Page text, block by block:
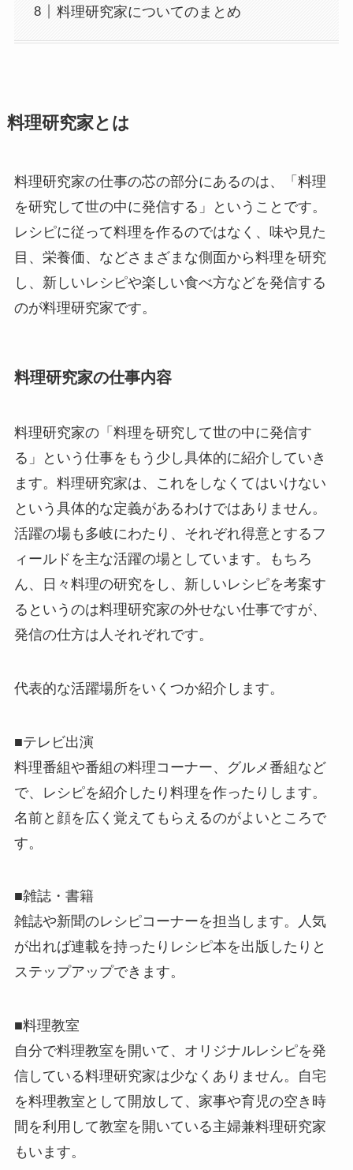
料理研究家についてのまとめ
料理研究家とは
料理研究家の仕事の芯の部分にあるのは、「料理
を研究して世の中に発信する」ということです。
レシピに従って料理を作るのではなく、味や見た
目、栄養価、などさまざまな側面から料理を研究
し、新しいレシピや楽しい食べ方などを発信する
のが料理研究家です。
料理研究家の仕事内容
料理研究家の「料理を研究して世の中に発信す
る」という仕事をもう少し具体的に紹介していき
ます。料理研究家は、これをしなくてはいけない
という具体的な定義があるわけではありません。
活躍の場も多岐にわたり、それぞれ得意とするフ
ィールドを主な活躍の場としています。もちろ
ん、日々料理の研究をし、新しいレシピを考案す
るというのは料理研究家の外せない仕事ですが、
発信の仕方は人それぞれです。
代表的な活躍場所をいくつか紹介します。
■テレビ出演
料理番組や番組の料理コーナー、グルメ番組など
で、レシピを紹介したり料理を作ったりします。
名前と顔を広く覚えてもらえるのがよいところで
す。
■雑誌・書籍
雑誌や新聞のレシピコーナーを担当します。人気
が出れば連載を持ったりレシピ本を出版したりと
ステップアップできます。
■料理教室
自分で料理教室を開いて、オリジナルレシピを発
信している料理研究家は少なくありません。自宅
を料理教室として開放して、家事や育児の空き時
間を利用して教室を開いている主婦兼料理研究家
もいます。